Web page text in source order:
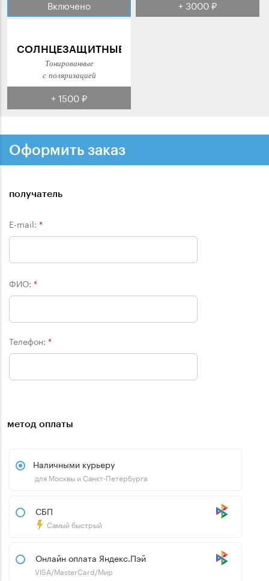
Включено + 3000 ₽
СОЛНЦЕЗАЩИТНЫЕ
Тонированные
с поляризацией
+ 1500 ₽
Оформить заказ
получатель
E-mail: *
ФИО: *
Телефон: *
метод оплаты
Наличными курьеру
для Москвы и Санкт-Петербурга
СБП
Самый быстрый
Онлайн оплата Яндекс.Пэй
VISA/MasterCard/Мир